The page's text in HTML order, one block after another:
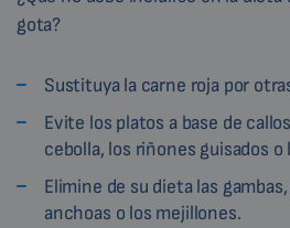
gota?
Sustituya la carne roja por
Evite los platos a base de
cebolla, los riñones guisados
Elimine de su dieta las
anchoas o los mejillones.